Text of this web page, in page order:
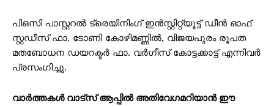
പിഒസി പാസ്റ്ററൽ ട്രെയിനിംഗ് ഇൻസ്റ്റിറ്റ്യൂട്ട് ഡീൻ ഓഫ്
സ്റ്റഡീസ് ഫാ. ടോണി കോഴിമണ്ണിൽ, വിജയപുരം രൂപത
മതബോധന ഡയറക്ടർ ഫാ. വർഗീസ് കോട്ടക്കാട്ട് എന്നിവർ
പ്രസംഗിച്ചു.
വാർത്തകൾ വാട്സ് ആപ്പിൽ അതിവേഗമറിയാൻ ഈ